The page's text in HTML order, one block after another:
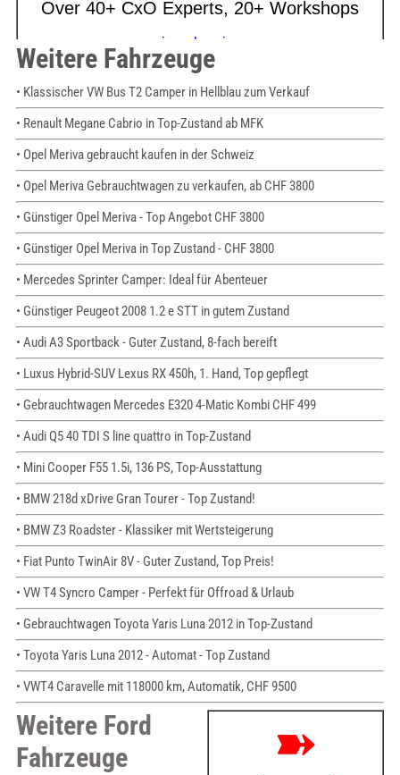
Weitere Fahrzeuge
• Klassischer VW Bus T2 Camper in Hellblau zum Verkauf
• Renault Megane Cabrio in Top-Zustand ab MFK
• Opel Meriva gebraucht kaufen in der Schweiz
• Opel Meriva Gebrauchtwagen zu verkaufen, ab CHF 3800
• Günstiger Opel Meriva - Top Angebot CHF 3800
• Günstiger Opel Meriva in Top Zustand - CHF 3800
• Mercedes Sprinter Camper: Ideal für Abenteuer
• Günstiger Peugeot 2008 1.2 e STT in gutem Zustand
• Audi A3 Sportback - Guter Zustand, 8-fach bereift
• Luxus Hybrid-SUV Lexus RX 450h, 1. Hand, Top gepflegt
• Gebrauchtwagen Mercedes E320 4-Matic Kombi CHF 499
• Audi Q5 40 TDI S line quattro in Top-Zustand
• Mini Cooper F55 1.5i, 136 PS, Top-Ausstattung
• BMW 218d xDrive Gran Tourer - Top Zustand!
• BMW Z3 Roadster - Klassiker mit Wertsteigerung
• Fiat Punto TwinAir 8V - Guter Zustand, Top Preis!
• VW T4 Syncro Camper - Perfekt für Offroad & Urlaub
• Gebrauchtwagen Toyota Yaris Luna 2012 in Top-Zustand
• Toyota Yaris Luna 2012 - Automat - Top Zustand
• VWT4 Caravelle mit 118000 km, Automatik, CHF 9500
Weitere Ford
Fahrzeuge